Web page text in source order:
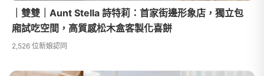
｜雙雙｜Aunt Stella 詩特莉：首家街邊形象店，獨立包
廂試吃空間，高質感松木盒客製化喜餅
2,526 位新娘認同